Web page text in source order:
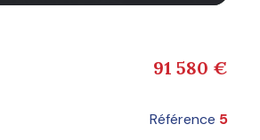
91 580 €
Référence 5